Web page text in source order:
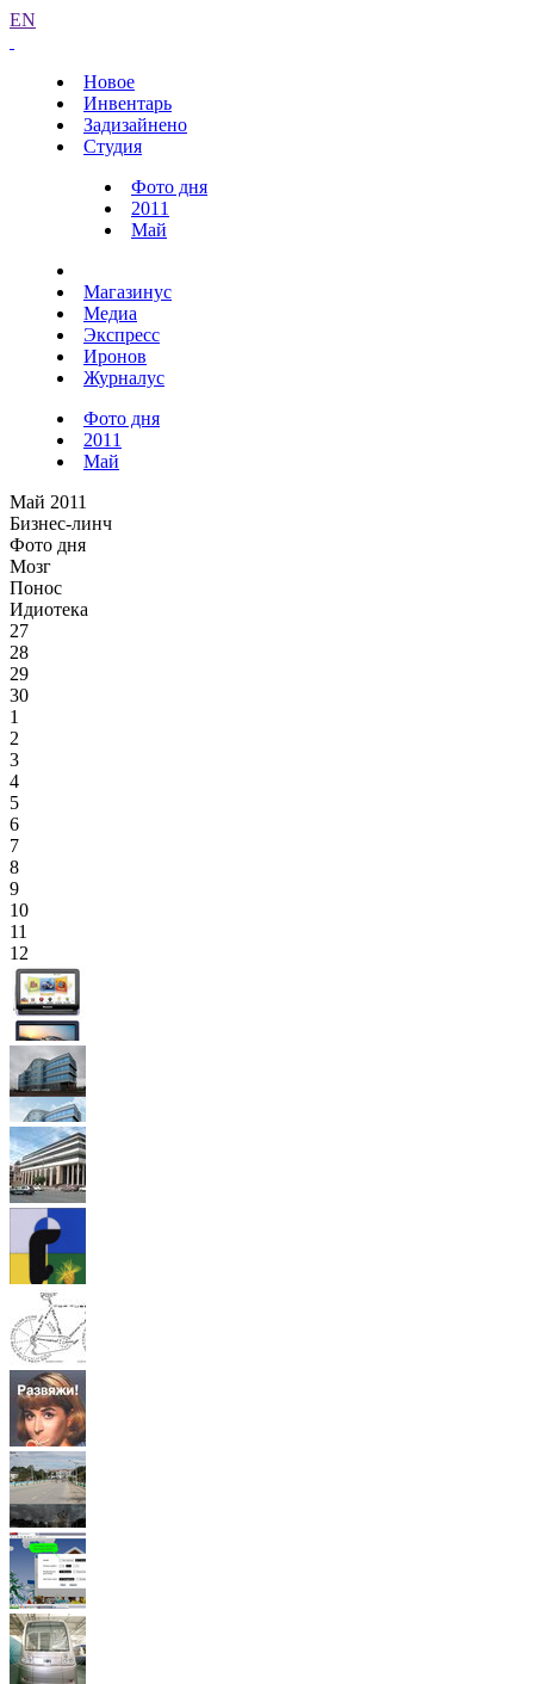
EN
Новое
Инвентарь
Задизайнено
Студия
Фото дня
2011
Май
Магазинус
Медиа
Экспресс
Иронов
Журналус
Фото дня
2011
Май
Май 2011
Бизнес-линч
Фото дня
Мозг
Понос
Идиотека
27
28
29
30
1
2
3
4
5
6
7
8
9
10
11
12